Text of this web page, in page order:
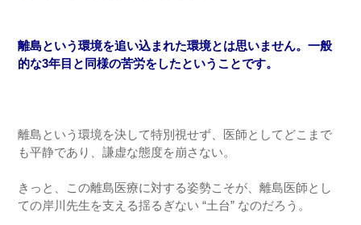
離島という環境を追い込まれた環境とは思いません。一般
的な3年目と同様の苦労をしたということです。
離島という環境を決して特別視せず、医師としてどこまで
も平静であり、謙虚な態度を崩さない。
きっと、この離島医療に対する姿勢こそが、離島医師とし
ての岸川先生を支える揺るぎない “土台” なのだろう。